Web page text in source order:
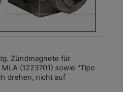
Zündmagnete für
(1223701) sowie "Tipo
drehen, nicht auf